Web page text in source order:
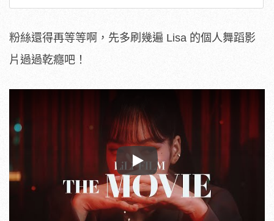
粉絲還得再等等啊，先多刷幾遍 Lisa 的個人舞蹈影
片過過乾癮吧！
Play